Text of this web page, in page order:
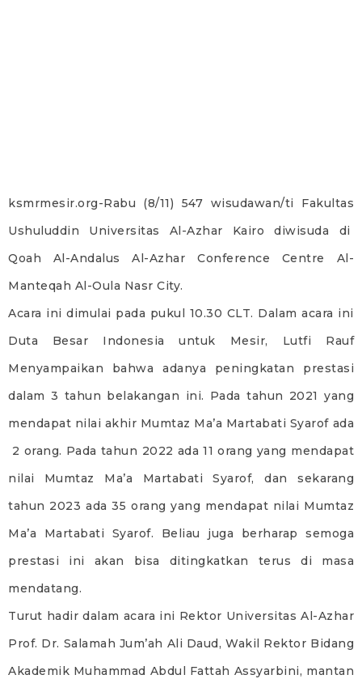
ksmrmesir.org-Rabu (8/11) 547 wisudawan/ti Fakultas
Ushuluddin Universitas Al-Azhar Kairo diwisuda di
Qoah Al-Andalus Al-Azhar Conference Centre Al-
Manteqah Al-Oula Nasr City.
Acara ini dimulai pada pukul 10.30 CLT. Dalam acara ini
Duta Besar Indonesia untuk Mesir, Lutfi Rauf
Menyampaikan bahwa adanya peningkatan prestasi
dalam 3 tahun belakangan ini. Pada tahun 2021 yang
mendapat nilai akhir Mumtaz Ma’a Martabati Syarof ada
2 orang. Pada tahun 2022 ada 11 orang yang mendapat
nilai Mumtaz Ma’a Martabati Syarof, dan sekarang
tahun 2023 ada 35 orang yang mendapat nilai Mumtaz
Ma’a Martabati Syarof. Beliau juga berharap semoga
prestasi ini akan bisa ditingkatkan terus di masa
mendatang.
Turut hadir dalam acara ini Rektor Universitas Al-Azhar
Prof. Dr. Salamah Jum’ah Ali Daud, Wakil Rektor Bidang
Akademik Muhammad Abdul Fattah Assyarbini, mantan